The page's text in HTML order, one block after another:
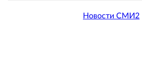
Новости СМИ2